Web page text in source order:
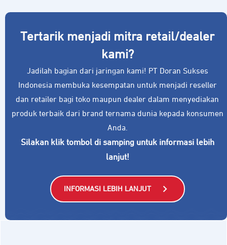
Tertarik menjadi mitra retail/dealer
kami?
Jadilah bagian dari jaringan kami! PT Doran Sukses
Indonesia membuka kesempatan untuk menjadi reseller
dan retailer bagi toko maupun dealer dalam menyediakan
produk terbaik dari brand ternama dunia kepada konsumen
Anda.
Silakan klik tombol di samping untuk informasi lebih
lanjut!
INFORMASI LEBIH LANJUT